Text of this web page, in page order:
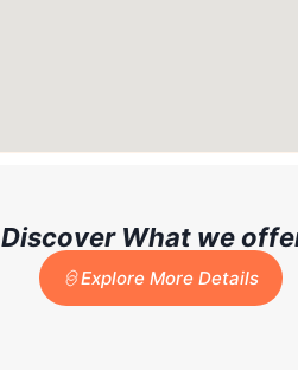
Discover What we
Explore More Details